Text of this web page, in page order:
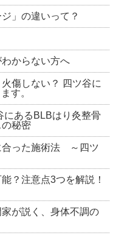
」の違いって？
わからない方へ
傷しない？ 四ツ谷に
す。
にあるBLBはり灸整骨
秘密
合った施術法 ～四ツ
？注意点3つを解説！
が説く、身体不調の